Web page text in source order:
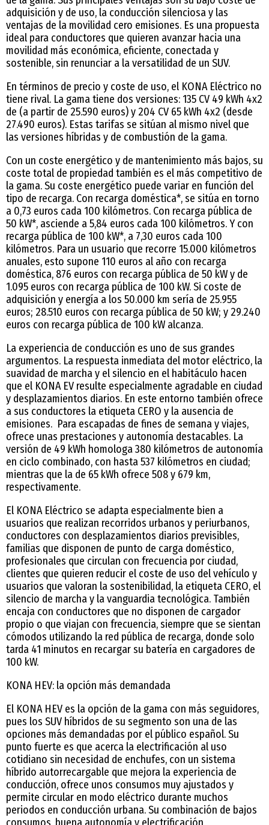
adquisición y de uso, la conducción silenciosa y las
ventajas de la movilidad cero emisiones. Es una propuesta
ideal para conductores que quieren avanzar hacia una
movilidad más económica, eficiente, conectada y
sostenible, sin renunciar a la versatilidad de un SUV.
En términos de precio y coste de uso, el KONA Eléctrico no
tiene rival. La gama tiene dos versiones: 135 CV 49 kWh 4x2
de (a partir de 25.590 euros) y 204 CV 65 kWh 4x2 (desde
27.490 euros). Estas tarifas se sitúan al mismo nivel que
las versiones híbridas y de combustión de la gama.
Con un coste energético y de mantenimiento más bajos, su
coste total de propiedad también es el más competitivo de
la gama. Su coste energético puede variar en función del
tipo de recarga. Con recarga doméstica*, se sitúa en torno
a 0,73 euros cada 100 kilómetros. Con recarga pública de
50 kW*, asciende a 5,84 euros cada 100 kilómetros. Y con
recarga pública de 100 kW*, a 7,30 euros cada 100
kilómetros. Para un usuario que recorre 15.000 kilómetros
anuales, esto supone 110 euros al año con recarga
doméstica, 876 euros con recarga pública de 50 kW y de
1.095 euros con recarga pública de 100 kW. Si coste de
adquisición y energía a los 50.000 km sería de 25.955
euros; 28.510 euros con recarga pública de 50 kW; y 29.240
euros con recarga pública de 100 kW alcanza.
La experiencia de conducción es uno de sus grandes
argumentos. La respuesta inmediata del motor eléctrico, la
suavidad de marcha y el silencio en el habitáculo hacen
que el KONA EV resulte especialmente agradable en ciudad
y desplazamientos diarios. En este entorno también ofrece
a sus conductores la etiqueta CERO y la ausencia de
emisiones. Para escapadas de fines de semana y viajes,
ofrece unas prestaciones y autonomía destacables. La
versión de 49 kWh homologa 380 kilómetros de autonomía
en ciclo combinado, con hasta 537 kilómetros en ciudad;
mientras que la de 65 kWh ofrece 508 y 679 km,
respectivamente.
El KONA Eléctrico se adapta especialmente bien a
usuarios que realizan recorridos urbanos y periurbanos,
conductores con desplazamientos diarios previsibles,
familias que disponen de punto de carga doméstico,
profesionales que circulan con frecuencia por ciudad,
clientes que quieren reducir el coste de uso del vehículo y
usuarios que valoran la sostenibilidad, la etiqueta CERO, el
silencio de marcha y la vanguardia tecnológica. También
encaja con conductores que no disponen de cargador
propio o que viajan con frecuencia, siempre que se sientan
cómodos utilizando la red pública de recarga, donde solo
tarda 41 minutos en recargar su batería en cargadores de
100 kW.
KONA HEV: la opción más demandada
El KONA HEV es la opción de la gama con más seguidores,
pues los SUV híbridos de su segmento son una de las
opciones más demandadas por el público español. Su
punto fuerte es que acerca la electrificación al uso
cotidiano sin necesidad de enchufes, con un sistema
híbrido autorrecargable que mejora la experiencia de
conducción, ofrece unos consumos muy ajustados y
permite circular en modo eléctrico durante muchos
periodos en conducción urbana. Su combinación de bajos
consumos, buena autonomía y electrificación